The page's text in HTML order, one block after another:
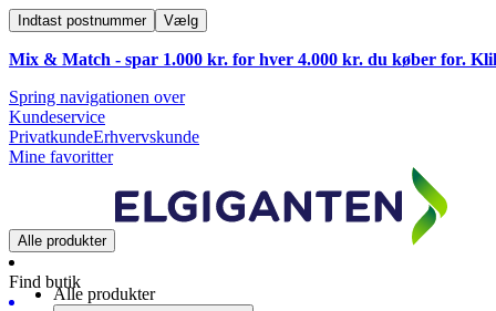
Indtast postnummer Vælg
Mix & Match - spar 1.000 kr. for hver 4.000 kr. du køber for.
Spring navigationen over
Kundeservice
PrivatkundeErhvervskunde
Mine favoritter
Alle produkter
Find butik
Alle produkter